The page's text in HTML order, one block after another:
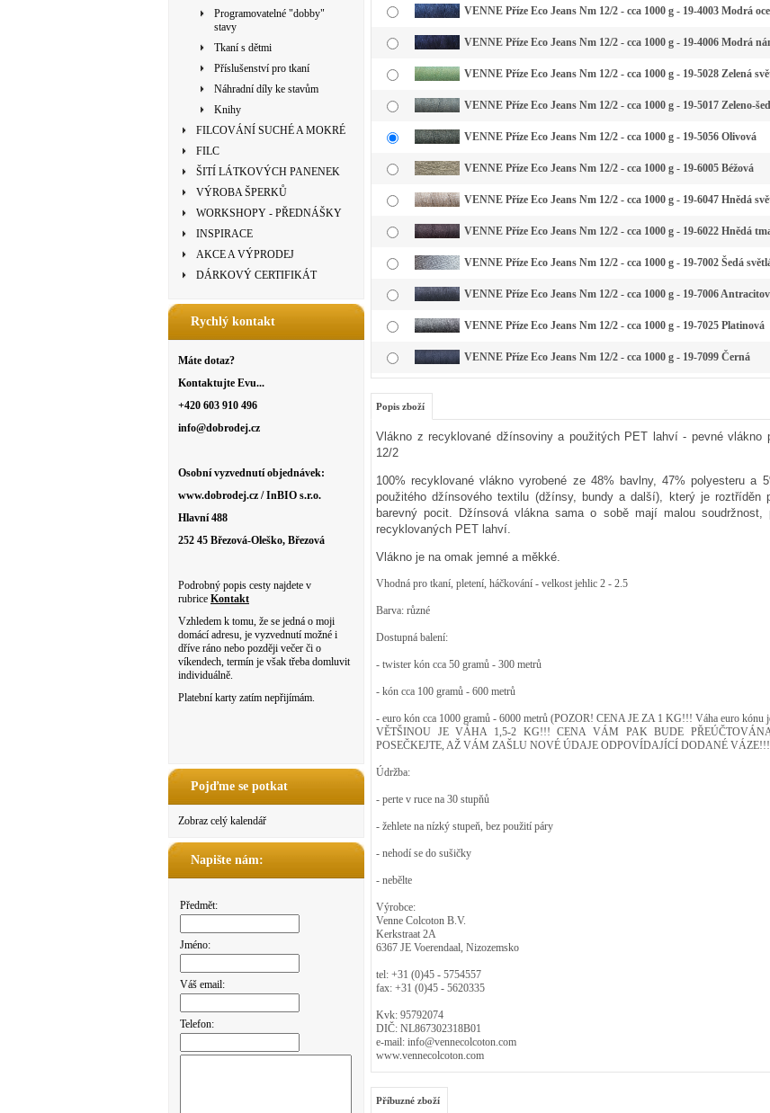
Programovatelné "dobby"
stavy
Tkaní s dětmi
Příslušenství pro tkaní
Náhradní díly ke stavům
Knihy
FILCOVÁNÍ SUCHÉ A MOKRÉ
FILC
ŠITÍ LÁTKOVÝCH PANENEK
VÝROBA ŠPERKŮ
WORKSHOPY - PŘEDNÁŠKY
INSPIRACE
AKCE A VÝPRODEJ
DÁRKOVÝ CERTIFIKÁT
Rychlý kontakt
Máte dotaz?
Kontaktujte Evu...
+420 603 910 496
info@dobrodej.cz
Osobní vyzvednutí objednávek:
www.dobrodej.cz / InBIO s.r.o.
Hlavní 488
252 45 Březová-Oleško, Březová
Podrobný popis cesty najdete v
rubrice Kontakt
Vzhledem k tomu, že se jedná o moji
domácí adresu, je vyzvednutí možné i
dříve ráno nebo později večer či o
víkendech, termín je však třeba domluvit
individuálně.
Platební karty zatím nepřijímám.
Pojďme se potkat
Zobraz celý kalendář
Napište nám:
Předmět:
Jméno:
Váš email:
Telefon:
VENNE Příze Eco Jeans Nm 12/2 - cca 1000 g - 19-4003 Modrá
VENNE Příze Eco Jeans Nm 12/2 - cca 1000 g - 19-4006 Modrá
VENNE Příze Eco Jeans Nm 12/2 - cca 1000 g - 19-5028 Zelená
VENNE Příze Eco Jeans Nm 12/2 - cca 1000 g - 19-5017 Zeleno-
VENNE Příze Eco Jeans Nm 12/2 - cca 1000 g - 19-5056 Olivová
VENNE Příze Eco Jeans Nm 12/2 - cca 1000 g - 19-6005 Béžová
VENNE Příze Eco Jeans Nm 12/2 - cca 1000 g - 19-6047 Hnědá
VENNE Příze Eco Jeans Nm 12/2 - cca 1000 g - 19-6022 Hnědá
VENNE Příze Eco Jeans Nm 12/2 - cca 1000 g - 19-7002 Šedá
VENNE Příze Eco Jeans Nm 12/2 - cca 1000 g - 19-7006
VENNE Příze Eco Jeans Nm 12/2 - cca 1000 g - 19-7025 Platinová
VENNE Příze Eco Jeans Nm 12/2 - cca 1000 g - 19-7099 Černá
Popis zboží
Vlákno z recyklované džínsoviny a použitých PET lahví - pevné
12/2
100% recyklované vlákno vyrobené ze 48% bavlny, 47% polyesteru a
použitého džínsového textilu (džínsy, bundy a další), který je
barevný pocit. Džínsová vlákna sama o sobě mají malou
recyklovaných PET lahví.
Vlákno je na omak jemné a měkké.
Vhodná pro tkaní, pletení, háčkování - velkost jehlic 2 - 2.5
Barva: různé
Dostupná balení:
- twister kón cca 50 gramů - 300 metrů
- kón cca 100 gramů - 600 metrů
- euro kón cca 1000 gramů - 6000 metrů (POZOR! CENA JE ZA 1 KG!!! Váha euro kónu
VĚTŠINOU JE VÁHA 1,5-2 KG!!! CENA VÁM PAK BUDE
POSEČKEJTE, AŽ VÁM ZAŠLU NOVÉ ÚDAJE ODPOVÍDAJÍCÍ DODANÉ
Údržba:
- perte v ruce na 30 stupňů
- žehlete na nízký stupeň, bez použití páry
- nehodí se do sušičky
- nebělte
Výrobce:
Venne Colcoton B.V.
Kerkstraat 2A
6367 JE Voerendaal, Nizozemsko
tel: +31 (0)45 - 5754557
fax: +31 (0)45 - 5620335
Kvk: 95792074
DIČ: NL867302318B01
e-mail: info@vennecolcoton.com
www.vennecolcoton.com
Příbuzné zboží